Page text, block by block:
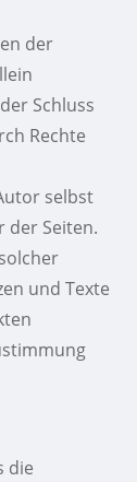
der
Schluss
Rechte
selbst
der Seiten.
und Texte
die